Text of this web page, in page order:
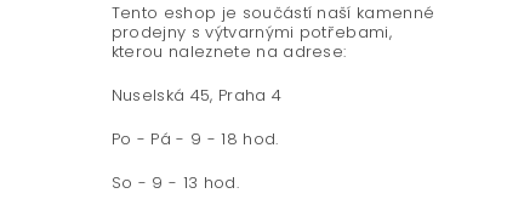
Tento eshop je součástí naší kamenné
prodejny s výtvarnými potřebami,
kterou naleznete na adrese:
Nuselská 45, Praha 4
Po - Pá - 9 - 18 hod.
So - 9 - 13 hod.